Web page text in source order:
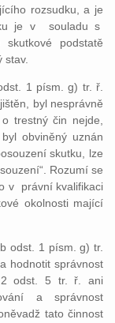
rozsudku, a je
je v souladu s
podstatě
stav.
1 písm. g) tr. ř.
byl nesprávně
trestný čin nejde,
obviněný uznán
skutku, lze
Rozumí se
v právní kvalifikaci
okolnosti mající
odst. 1 písm. g) tr.
hodnotit správnost
2 odst. 5 tr. ř. ani
a správnost
tato činnost